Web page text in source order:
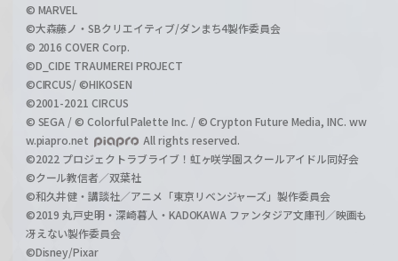
© MARVEL
©大森藤ノ・SBクリエイティブ/ダンまち4製作委員会
© 2016 COVER Corp.
©D_CIDE TRAUMEREI PROJECT
©CIRCUS/ ©HIKOSEN
©2001-2021 CIRCUS
© SEGA / © Colorful Palette Inc. / © Crypton Future Media, INC. ww
w.piapro.net
All rights reserved.
©2022 プロジェクトラブライブ！虹ヶ咲学園スクールアイドル同好会
©クール教信者／双葉社
©和久井健・講談社／アニメ「東京リベンジャーズ」製作委員会
©2019 丸戸史明・深崎暮人・KADOKAWA ファンタジア文庫刊／映画も
冴えない製作委員会
©Disney/Pixar